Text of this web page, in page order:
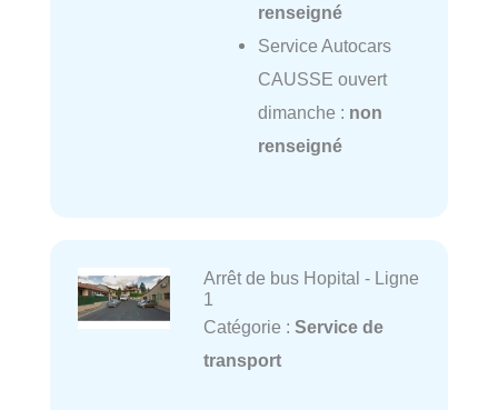
renseigné
Service Autocars
CAUSSE ouvert
dimanche : non
renseigné
Arrêt de bus Hopital - Ligne
1
Catégorie : Service de
transport